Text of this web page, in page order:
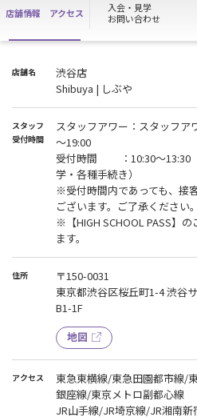
※ 施設は通常通りご利用いただけま
※ WEB入会の方は店頭でのお手続
※『HIGH SCHOOL PASS』の方は
ん。
〈1daypass・ビジター利用・体験利
渋谷店では月額会員契約以外の短
ん。
予めご了承くださいませ。
店舗情報 アクセス
入会・見学
お問い合わせ
店舗名
渋谷店
Shibuya | しぶや
スタッフ
受付時間
スタッフアワー：スタッフ
～19:00
受付時間 ：10:30～
学・各種手続き）
※受付時間内であっても、接
ございます。ご了承ください。
※【HIGH SCHOOL PASS】
ます。
住所
〒150-0031
東京都渋谷区桜丘町1-4 渋谷
B1-1F
地図
アクセス
東急東横線/東急田園都市線/
銀座線/東京メトロ副都心線
JR山手線/JR埼京線/JR湘南新